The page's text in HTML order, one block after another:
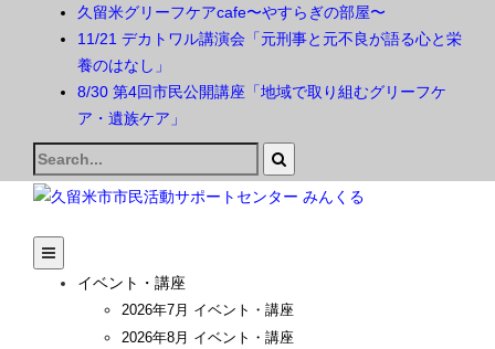
久留米グリーフケアcafe〜やすらぎの部屋〜
11/21 デカトワル講演会「元刑事と元不良が語る心と栄
養のはなし」
8/30 第4回市民公開講座「地域で取り組むグリーフケ
ア・遺族ケア」
Search
for:
イベント・講座
2026年7月 イベント・講座
2026年8月 イベント・講座